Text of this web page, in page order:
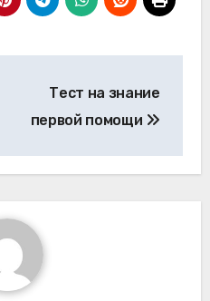
Тест на знание
первой помощи